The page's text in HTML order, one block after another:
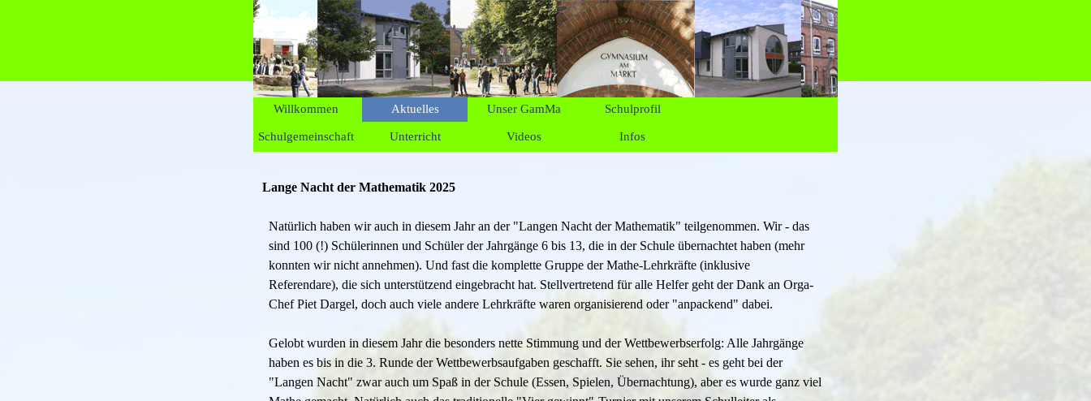
Menü überspringen
Willkommen Aktuelles ▼
Unser GamMa ▼
Schulprofil
Schulgemeinschaft ▼
Unterricht ▼
Videos ▼
Infos
Lange Nacht der Mathematik 2025
Natürlich haben wir auch in diesem Jahr an der "Langen Nacht der Mathematik" teilgenommen. Wir - das
sind 100 (!) Schülerinnen und Schüler der Jahrgänge 6 bis 13, die in der Schule übernachtet haben (mehr
konnten wir nicht annehmen). Und fast die komplette Gruppe der Mathe-Lehrkräfte (inklusive
Referendare), die sich unterstützend eingebracht hat. Stellvertretend für alle Helfer geht der Dank an Orga-
Chef Piet Dargel, doch auch viele andere Lehrkräfte waren organisierend oder "anpackend" dabei.
Gelobt wurden in diesem Jahr die besonders nette Stimmung und der Wettbewerbserfolg: Alle Jahrgänge
haben es bis in die 3. Runde der Wettbewerbsaufgaben geschafft. Sie sehen, ihr seht - es geht bei der
"Langen Nacht" zwar auch um Spaß in der Schule (Essen, Spielen, Übernachtung), aber es wurde ganz viel